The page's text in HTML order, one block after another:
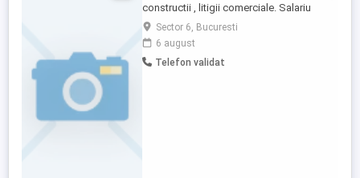
constructii , litigii comerciale. Salariu
atractiv, program fulltime
Sector 6, Bucuresti
6 august
Telefon validat